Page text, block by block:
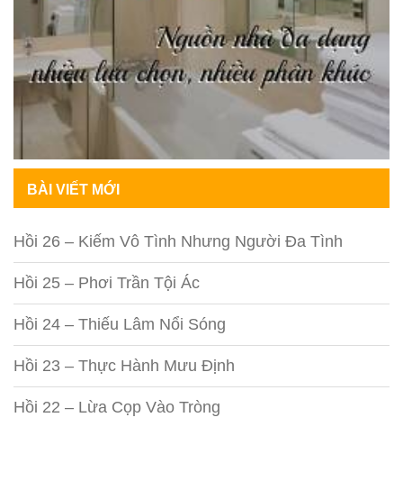
BÀI VIẾT MỚI
Hồi 26 – Kiếm Vô Tình Nhưng Người Đa Tình
Hồi 25 – Phơi Trần Tội Ác
Hồi 24 – Thiếu Lâm Nổi Sóng
Hồi 23 – Thực Hành Mưu Định
Hồi 22 – Lừa Cọp Vào Tròng